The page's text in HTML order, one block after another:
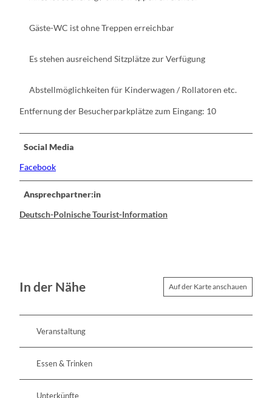
Gäste-WC ist ohne Treppen erreichbar
Es stehen ausreichend Sitzplätze zur Verfügung
Abstellmöglichkeiten für Kinderwagen / Rollatoren etc.
Entfernung der Besucherparkplätze zum Eingang: 10
Social Media
Facebook
Ansprechpartner:in
Deutsch-Polnische Tourist-Information
In der Nähe Auf der Karte anschauen
Veranstaltung
Essen & Trinken
Unterkünfte